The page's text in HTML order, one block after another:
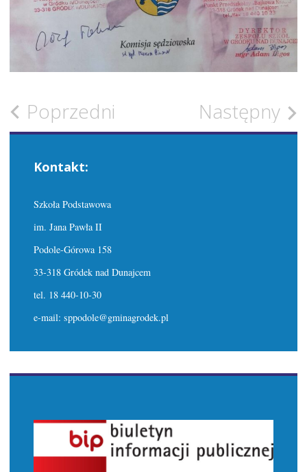
Zobacz
wpisy
Poprzedni Następny
Kontakt:
Szkoła Podstawowa
im. Jana Pawła II
Podole-Górowa 158
33-318 Gródek nad Dunajcem
tel. 18 440-10-30
e-mail: sppodole@gminagrodek.pl